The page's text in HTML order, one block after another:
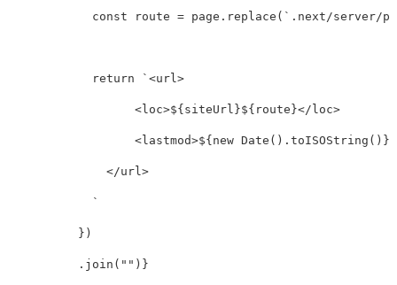
const route = page . replace ( `.next/server/
return `<url>
                  <loc>
${siteUrl }${ route}</loc>
                  <lastmod>
${new Date (). toISOString ()}
              </url>
            `
})
. join ( "" )}